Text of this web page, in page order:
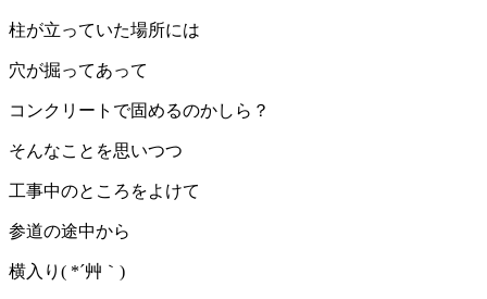
柱が立っていた場所には
穴が掘ってあって
コンクリートで固めるのかしら？
そんなことを思いつつ
工事中のところをよけて
参道の途中から
横入り( *´艸｀)